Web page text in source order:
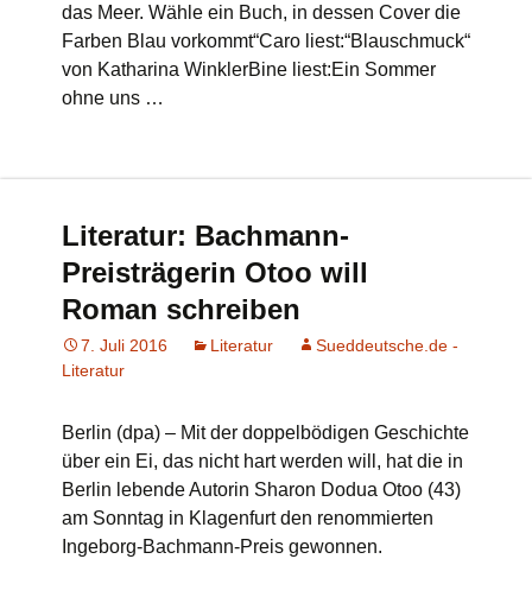
das Meer. Wähle ein Buch, in dessen Cover die
Farben Blau vorkommt“Caro liest:“Blauschmuck“
von Katharina WinklerBine liest:Ein Sommer
ohne uns …
Literatur: Bachmann-
Preisträgerin Otoo will
Roman schreiben
7. Juli 2016 Literatur
Sueddeutsche.de -
Literatur
Berlin (dpa) – Mit der doppelbödigen Geschichte
über ein Ei, das nicht hart werden will, hat die in
Berlin lebende Autorin Sharon Dodua Otoo (43)
am Sonntag in Klagenfurt den renommierten
Ingeborg-Bachmann-Preis gewonnen.